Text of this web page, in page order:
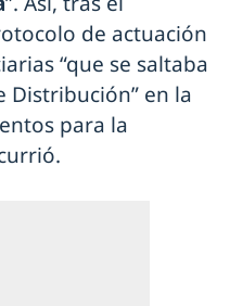
de actuación
“que se saltaba
Distribución” en la
para la